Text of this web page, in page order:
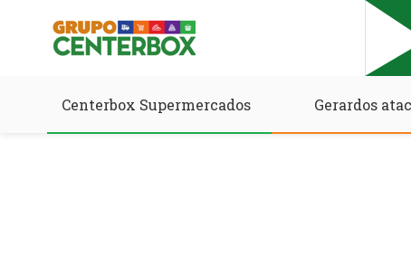
Centerbox Supermercados Gerardos